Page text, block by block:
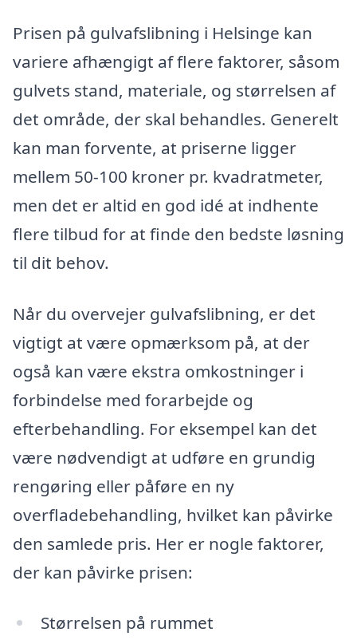
Prisen på gulvafslibning i Helsinge kan
variere afhængigt af flere faktorer, såsom
gulvets stand, materiale, og størrelsen af
det område, der skal behandles. Generelt
kan man forvente, at priserne ligger
mellem 50-100 kroner pr. kvadratmeter,
men det er altid en god idé at indhente
flere tilbud for at finde den bedste løsning
til dit behov.
Når du overvejer gulvafslibning, er det
vigtigt at være opmærksom på, at der
også kan være ekstra omkostninger i
forbindelse med forarbejde og
efterbehandling. For eksempel kan det
være nødvendigt at udføre en grundig
rengøring eller påføre en ny
overfladebehandling, hvilket kan påvirke
den samlede pris. Her er nogle faktorer,
der kan påvirke prisen:
Størrelsen på rummet